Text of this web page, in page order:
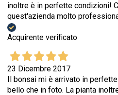
inoltre è in perfette condizioni!
quest'azienda molto
Acquirente verificato
23 Dicembre 2017
Il bonsai mi è arrivato in
bello che in foto. La pianta